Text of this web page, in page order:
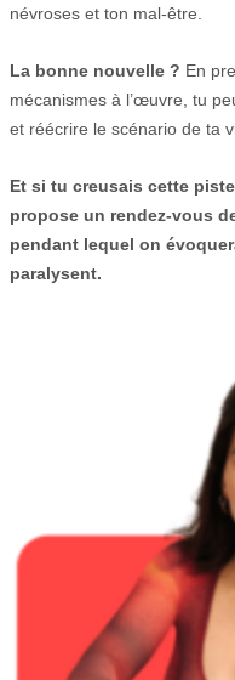
névroses et ton mal-être.
La bonne nouvelle ? En
mécanismes à l’œuvre, tu
et réécrire le scénario de ta
Et si tu creusais cette
propose un rendez-vous
pendant lequel on
paralysent.